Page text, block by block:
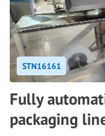
STN16161
Fully
packaging